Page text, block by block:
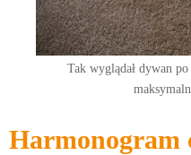
Tak wyglądał dywan
Harmonogram